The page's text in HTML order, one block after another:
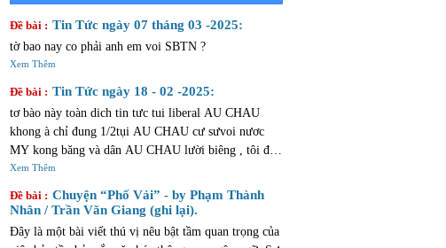
Đề bài : Tin Tức ngày 07 tháng 03 -2025:
tờ bao nay co phải anh em voi SBTN ?
Xem Thêm
Đề bài : Tin Tức ngày 18 - 02 -2025:
tơ bào này toàn dich tin tưc tui liberal AU CHAU
khong à chỉ đung 1/2tụi AU CHAU cư sưvoi nươc
MY kong băng và dân AU CHAU lười biêng , tôi đả
đi choi AU CHAU mừoi ngày ròi thừ bay chăng cò
cửa tiệm mở ...dân AU CHAU lười như hủi .
Xem Thêm
Đề bài : Chuyện “Phố Vải” - by Phạm Thành
Nhân / Trần Văn Giang (ghi lại).
Đây là một bài viết thú vị nêu bật tầm quan trọng của